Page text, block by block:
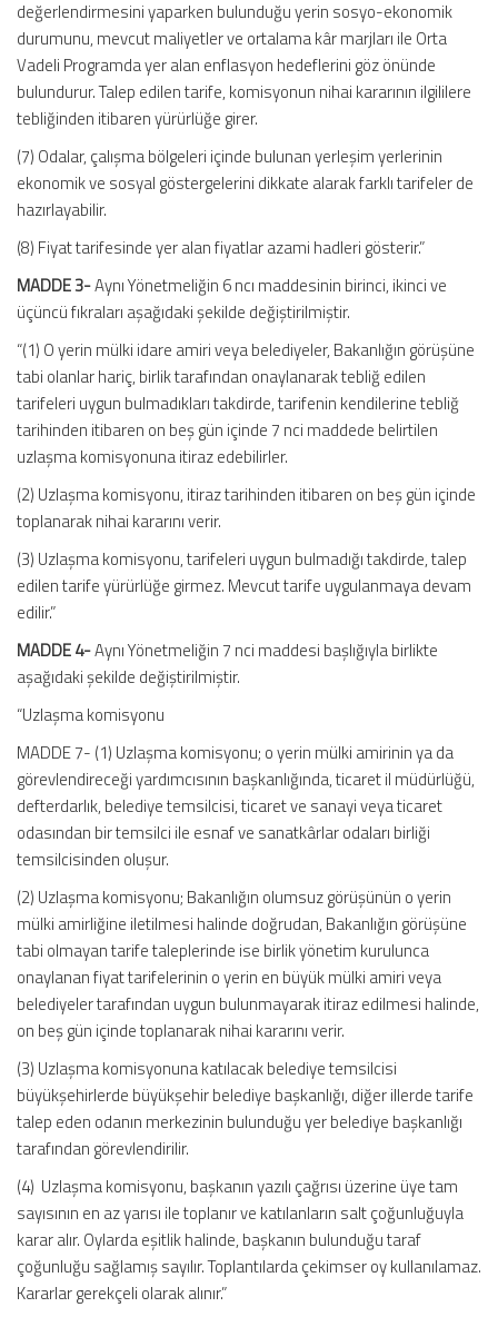
değerlendirmesini yaparken bulunduğu yerin sosyo-ekonomik
durumunu, mevcut maliyetler ve ortalama kâr marjları ile Orta
Vadeli Programda yer alan enflasyon hedeflerini göz önünde
bulundurur. Talep edilen tarife, komisyonun nihai kararının ilgililere
tebliğinden itibaren yürürlüğe girer.
(7) Odalar, çalışma bölgeleri içinde bulunan yerleşim yerlerinin
ekonomik ve sosyal göstergelerini dikkate alarak farklı tarifeler de
hazırlayabilir.
(8) Fiyat tarifesinde yer alan fiyatlar azami hadleri gösterir.”
MADDE 3-Aynı Yönetmeliğin 6 ncı maddesinin birinci, ikinci ve
üçüncü fıkraları aşağıdaki şekilde değiştirilmiştir.
“(1) O yerin mülki idare amiri veya belediyeler, Bakanlığın görüşüne
tabi olanlar hariç, birlik tarafından onaylanarak tebliğ edilen
tarifeleri uygun bulmadıkları takdirde, tarifenin kendilerine tebliğ
tarihinden itibaren on beş gün içinde 7 nci maddede belirtilen
uzlaşma komisyonuna itiraz edebilirler.
(2) Uzlaşma komisyonu, itiraz tarihinden itibaren on beş gün içinde
toplanarak nihai kararını verir.
(3) Uzlaşma komisyonu, tarifeleri uygun bulmadığı takdirde, talep
edilen tarife yürürlüğe girmez. Mevcut tarife uygulanmaya devam
edilir.”
MADDE 4-Aynı Yönetmeliğin 7 nci maddesi başlığıyla birlikte
aşağıdaki şekilde değiştirilmiştir.
“Uzlaşma komisyonu
MADDE 7- (1) Uzlaşma komisyonu; o yerin mülki amirinin ya da
görevlendireceği yardımcısının başkanlığında, ticaret il müdürlüğü,
defterdarlık, belediye temsilcisi, ticaret ve sanayi veya ticaret
odasından bir temsilci ile esnaf ve sanatkârlar odaları birliği
temsilcisinden oluşur.
(2) Uzlaşma komisyonu; Bakanlığın olumsuz görüşünün o yerin
mülki amirliğine iletilmesi halinde doğrudan, Bakanlığın görüşüne
tabi olmayan tarife taleplerinde ise birlik yönetim kurulunca
onaylanan fiyat tarifelerinin o yerin en büyük mülki amiri veya
belediyeler tarafından uygun bulunmayarak itiraz edilmesi halinde,
on beş gün içinde toplanarak nihai kararını verir.
(3) Uzlaşma komisyonuna katılacak belediye temsilcisi
büyükşehirlerde büyükşehir belediye başkanlığı, diğer illerde tarife
talep eden odanın merkezinin bulunduğu yer belediye başkanlığı
tarafından görevlendirilir.
(4) Uzlaşma komisyonu, başkanın yazılı çağrısı üzerine üye tam
sayısının en az yarısı ile toplanır ve katılanların salt çoğunluğuyla
karar alır. Oylarda eşitlik halinde, başkanın bulunduğu taraf
çoğunluğu sağlamış sayılır. Toplantılarda çekimser oy kullanılamaz.
Kararlar gerekçeli olarak alınır.”